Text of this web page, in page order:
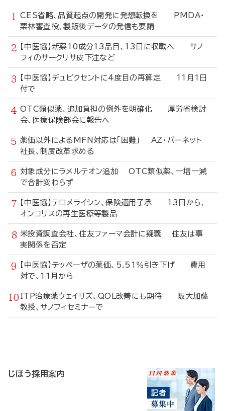
CES省略、品質起点の開発に発想転換を PMDA・
栗林審査役、製販後データの発信も要請
【中医協】新薬10成分13品目、13日に収載へ サノ
フィのサークリサ皮下注など
【中医協】デュピクセントに4度目の再算定 11月1日
付で
OTC類似薬、追加負担の例外を明確化 厚労省検討
会、医療保険部会に報告へ
薬価以外によるMFN対応は「困難」 AZ・バーネット
社長、制度改革求める
対象成分にラメルテオン追加 OTC類似薬、一増一減
で合計変わらず
【中医協】テロメライシン、保険適用了承 13日から、
オンコリスの再生医療等製品
米投資調査会社、住友ファーマ会計に疑義 住友は事
実関係を否定
【中医協】テッペーザの薬価、5.51％引き下げ 費用
対で、11月から
ITP治療薬ウェイリズ、QOL改善にも期待 阪大加藤
教授、サノフィセミナーで
じほう採用案内